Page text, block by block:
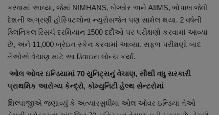
કરવામાં આવ્યા, જેમાં NIMHANS, બેંગ્લોર અને AIIMS, ભોપાલ જેવી
દેશની અગ્રણી હોસ્પિટલોના ન્યુરોસર્જન પણ સામેલ થયા. 2 વર્ષની
ક્લિનિકલ રિસર્ચ દરમિયાન 1500 દર્દીઓ પર પરીક્ષણો કરવામાં આવ્યા
છે, અને 11,000 બ્રેઇન સ્કેન કરવામાં આવ્યા. સફળ પરીક્ષણો બાદ
તેઓએ વેચાણ માટે આ ડિવાઇસ લોન્ચ કર્યા.
ઓલ ઓવર ઇન્ડિયામાં 70 યુનિટ્સનું વેચાણ, સૌથી વધુ સરકારી
પ્રાથમિક આરોગ્ય કેન્દ્રો, કોમ્યુનિટી હેલ્થ સેન્ટરોમાં
શિલ્પાજીએ જણાવ્યું કે અત્યારસુધીમાં ઓલ ઓવર ઇન્ડિયા તેઓ